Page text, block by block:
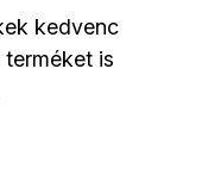
kedvenc
terméket is